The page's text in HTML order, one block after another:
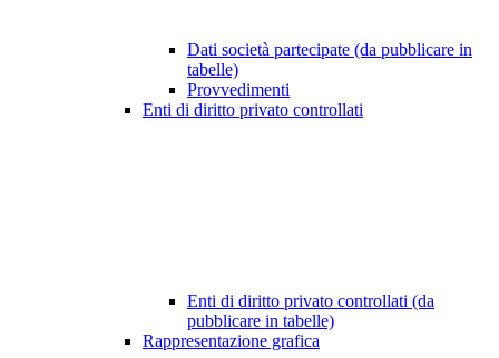
Dati società partecipate (da pubblicare in
tabelle)
Provvedimenti
Enti di diritto privato controllati
Enti di diritto privato controllati (da
pubblicare in tabelle)
Rappresentazione grafica